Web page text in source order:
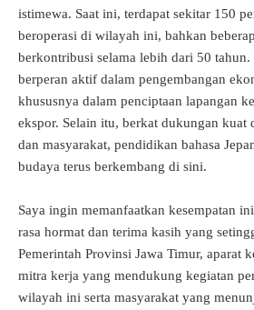
istimewa. Saat ini, terdapat sekitar 150
beroperasi di wilayah ini, bahkan
berkontribusi selama lebih dari 50 tahun.
berperan aktif dalam pengembangan
khususnya dalam penciptaan lapangan
ekspor. Selain itu, berkat dukungan kuat
dan masyarakat, pendidikan bahasa
budaya terus berkembang di sini.
Saya ingin memanfaatkan kesempatan
rasa hormat dan terima kasih yang
Pemerintah Provinsi Jawa Timur, aparat
mitra kerja yang mendukung kegiatan
wilayah ini serta masyarakat yang